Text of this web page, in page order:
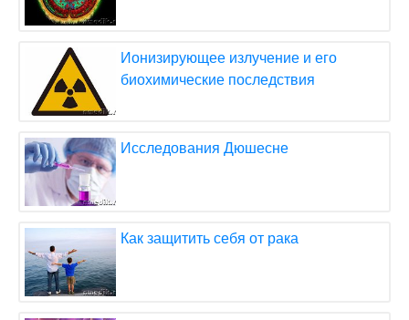
Ионизирующее излучение и его
биохимические последствия
Исследования Дюшесне
Как защитить себя от рака